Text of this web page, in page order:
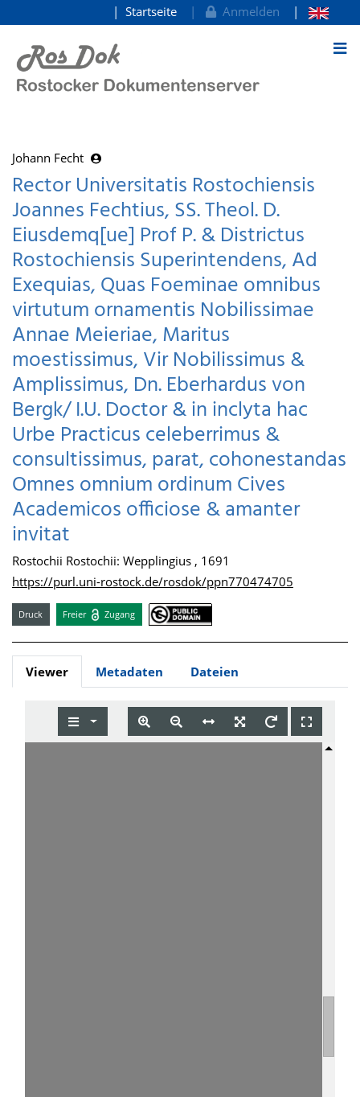
zum Inhalt
Startseite Anmelden
Johann Fecht
Rector Universitatis Rostochiensis
Joannes Fechtius, SS. Theol. D.
Eiusdemq[ue] Prof P. & Districtus
Rostochiensis Superintendens, Ad
Exequias, Quas Foeminae omnibus
virtutum ornamentis Nobilissimae
Annae Meieriae, Maritus
moestissimus, Vir Nobilissimus &
Amplissimus, Dn. Eberhardus von
Bergk/ I.U. Doctor & in inclyta hac
Urbe Practicus celeberrimus &
consultissimus, parat, cohonestandas
Omnes omnium ordinum Cives
Academicos officiose & amanter
invitat
Rostochii Rostochii: Wepplingius , 1691
https://purl.uni-rostock.de/rosdok/ppn770474705
Druck Freier Zugang
Viewer Metadaten Dateien